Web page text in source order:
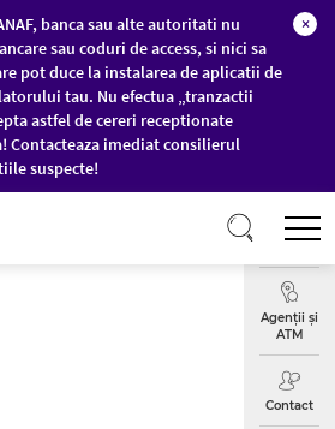
banca sau alte autoritati nu
sau coduri de access, si nici sa
pot duce la instalarea de aplicatii de
tau. Nu efectua „tranzactii
astfel de cereri receptionate
Contacteaza imediat consilierul
suspecte!
×
Curs
Agenții și
ATM
Contact